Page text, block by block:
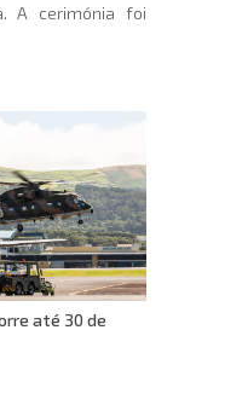
A cerimónia foi
até 30 de